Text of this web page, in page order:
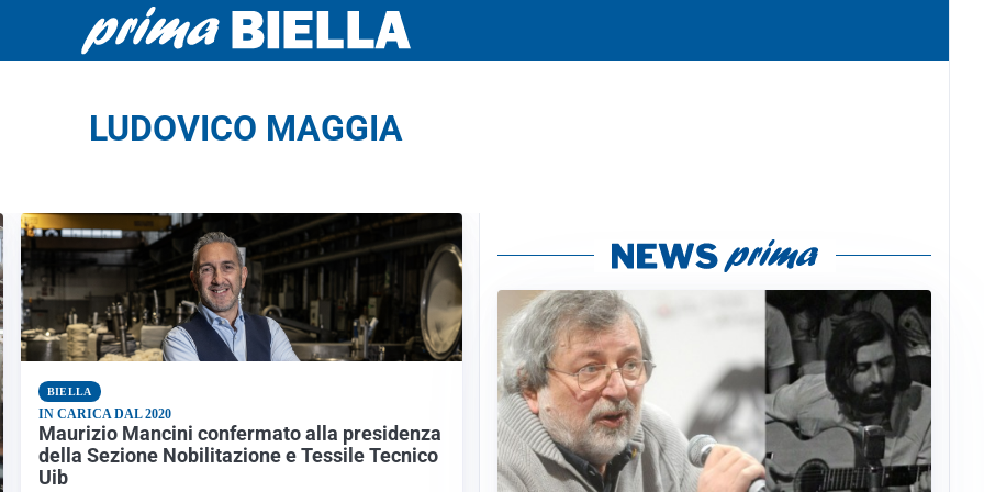
LUDOVICO MAGGIA
BIELLA
IN CARICA DAL 2020
Maurizio Mancini confermato alla presidenza
della Sezione Nobilitazione e Tessile Tecnico
Uib